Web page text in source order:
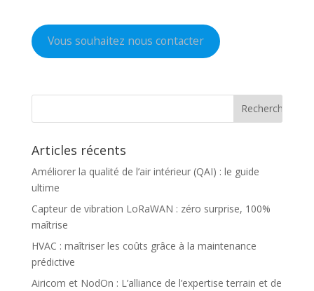
Vous souhaitez nous contacter
Articles récents
Améliorer la qualité de l’air intérieur (QAI) : le guide
ultime
Capteur de vibration LoRaWAN : zéro surprise, 100%
maîtrise
HVAC : maîtriser les coûts grâce à la maintenance
prédictive
Airicom et NodOn : L’alliance de l’expertise terrain et de